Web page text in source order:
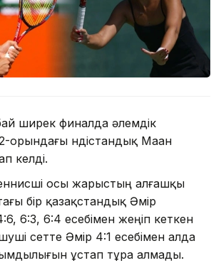
ширек финалда әлемдік
орындағы үндістандық Маан
келді.
осы жарыстың алғашқы
бір қазақстандық Әмір
6:3, 6:4 есебімен жеңіп кеткен
сетте Әмір 4:1 есебімен алда
ұстап тұра алмады.